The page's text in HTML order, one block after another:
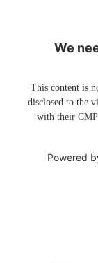
We
This content is
disclosed to the
with their
Powered